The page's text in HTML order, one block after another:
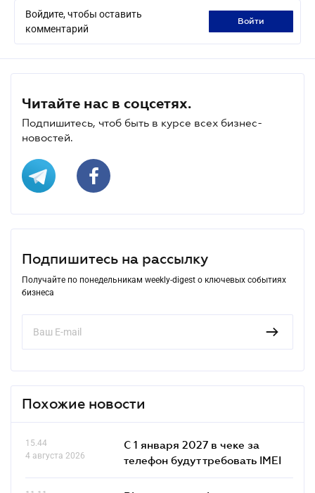
Войдите, чтобы оставить
комментарий
войти
Читайте нас в соцсетях.
Подпишитесь, чтоб быть в курсе всех бизнес-
новостей.
Подпишитесь на рассылку
Получайте по понедельникам weekly-digest о ключевых событиях
бизнеса
Похожие новости
15.44
4 августа 2026
С 1 января 2027 в чеке за
телефон будут требовать IMEI